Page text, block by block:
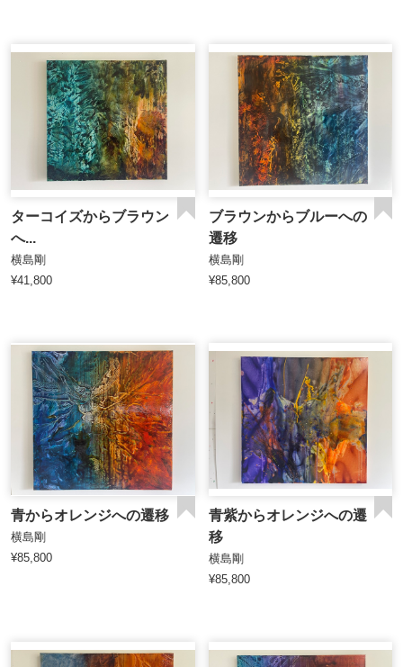
ターコイズからブラウン
へ...
横島剛
¥41,800
ブラウンからブルーへの
遷移
横島剛
¥85,800
青からオレンジへの遷移
横島剛
¥85,800
青紫からオレンジへの遷
移
横島剛
¥85,800